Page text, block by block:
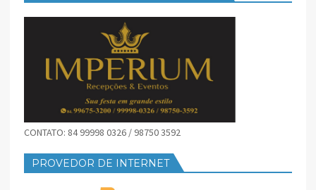
CONTATO: 84 99998 0326 / 98750 3592
PROVEDOR DE INTERNET